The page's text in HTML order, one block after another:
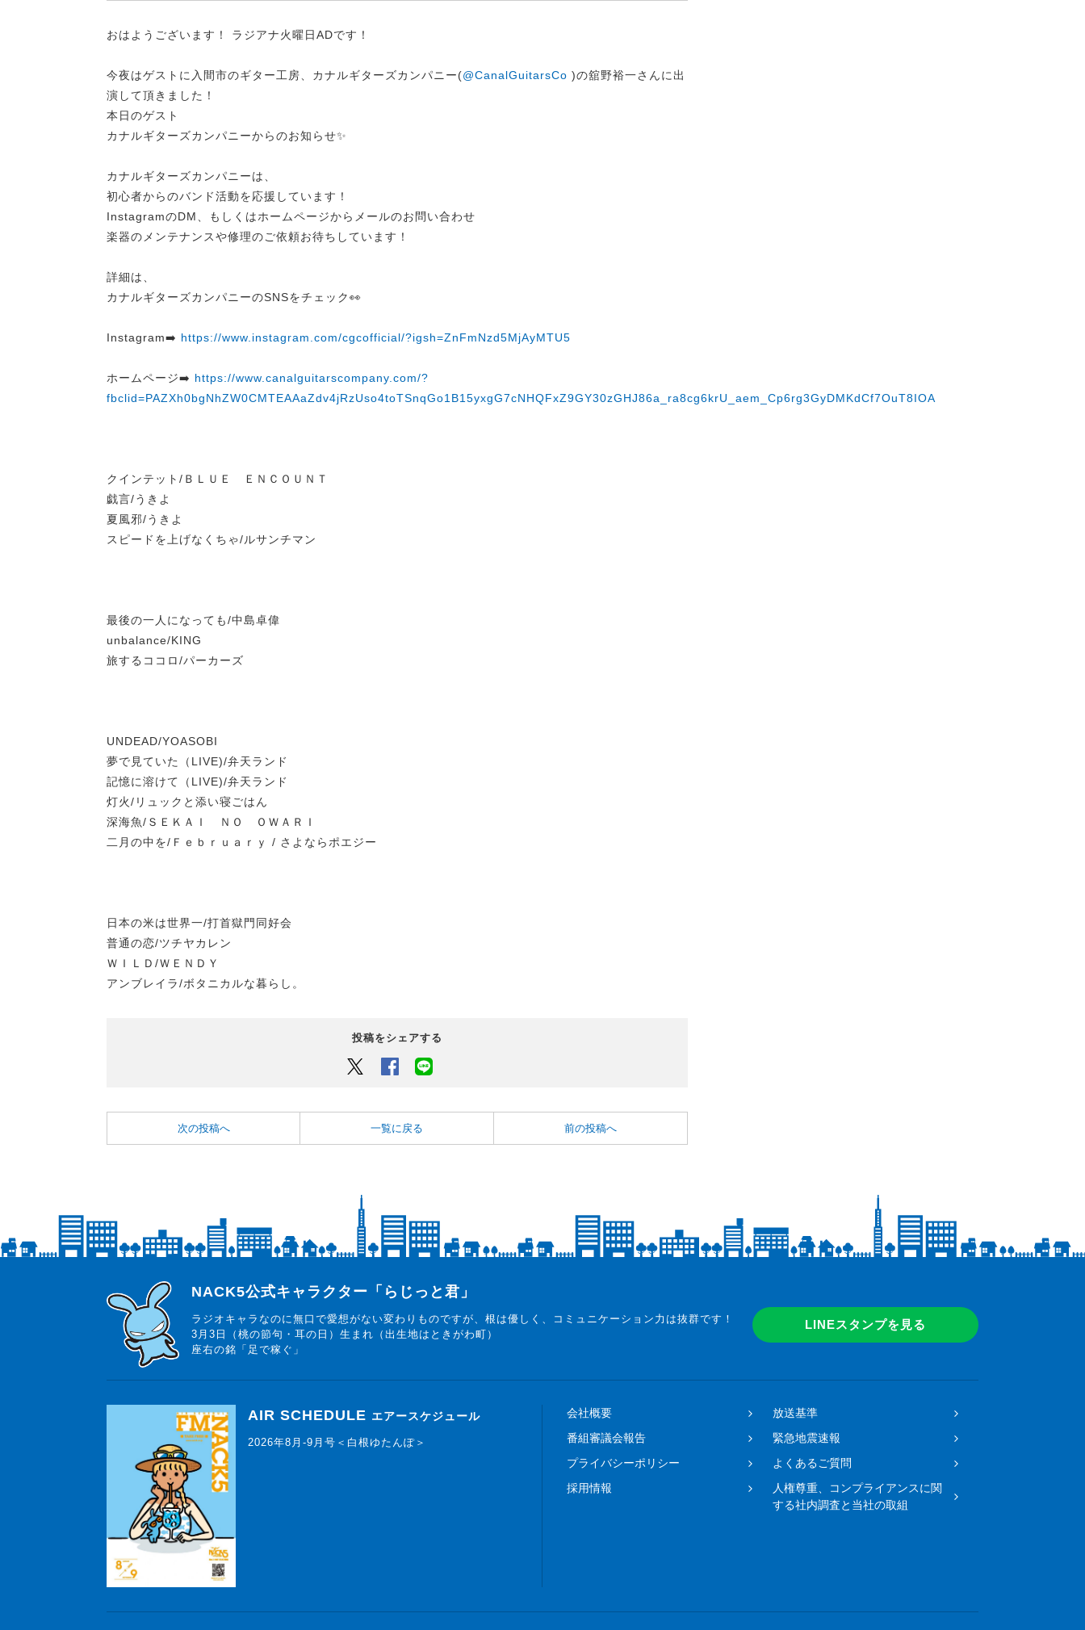
おはようございます！ ラジアナ火曜日ADです！
今夜はゲストに入間市のギター工房、カナルギターズカンパニー(@CanalGuitarsCo )の舘野裕一さんに出
演して頂きました！
本日のゲスト
カナルギターズカンパニーからのお知らせ✨
カナルギターズカンパニーは、
初心者からのバンド活動を応援しています！
InstagramのDM、もしくはホームページからメールのお問い合わせ
楽器のメンテナンスや修理のご依頼お待ちしています！
詳細は、
カナルギターズカンパニーのSNSをチェック👀
Instagram➡️ https://www.instagram.com/cgcofficial/?igsh=ZnFmNzd5MjAyMTU5
ホームページ➡️ https://www.canalguitarscompany.com/?
fbclid=PAZXh0bgNhZW0CMTEAAaZdv4jRzUso4toTSnqGo1B15yxgG7cNHQFxZ9GY30zGHJ86a_ra8cg6krU_aem_Cp6rg3GyDMKdCf7OuT8IOA
クインテット/ＢＬＵＥ ＥＮＣＯＵＮＴ
戯言/うきよ
夏風邪/うきよ
スピードを上げなくちゃ/ルサンチマン
最後の一人になっても/中島卓偉
unbalance/KING
旅するココロ/パーカーズ
UNDEAD/YOASOBI
夢で見ていた（LIVE)/弁天ランド
記憶に溶けて（LIVE)/弁天ランド
灯火/リュックと添い寝ごはん
深海魚/ＳＥＫＡＩ ＮＯ ＯＷＡＲＩ
二月の中を/Ｆｅｂｒｕａｒｙ / さよならポエジー
日本の米は世界一/打首獄門同好会
普通の恋/ツチヤカレン
ＷＩＬＤ/ＷＥＮＤＹ
アンブレイラ/ボタニカルな暮らし。
投稿をシェアする
Twitter Facebook
次の投稿へ 一覧に戻る 前の投稿へ
らじっと君
NACK5公式キャラクター「らじっと君」
ラジオキャラなのに無口で愛想がない変わりものですが、根は優しく、コミュニケーション力は抜群です！
3月3日（桃の節句・耳の日）生まれ（出生地はときがわ町）
座右の銘「足で稼ぐ」
LINEスタンプを見る
AIR SCHEDULE エアースケジュール
2026年8月-9月号＜白根ゆたんぽ＞
会社概要
放送基準
番組審議会報告
緊急地震速報
プライバシーポリシー
よくあるご質問
採用情報
人権尊重、コンプライアンスに関
する社内調査と当社の取組